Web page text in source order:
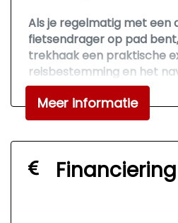
Hill hold functie
Isofix bevestiging voor
Als je regelmatig met een
fietsendrager op pad
trekhaak een praktische
reisbestemming en het
brengt je snel waar je moet
de tast een andere
volume aanpassen. En al
ogen van de weg af
vingers regelt. Voor de
control een verademing.
Meer informatie
Financiering